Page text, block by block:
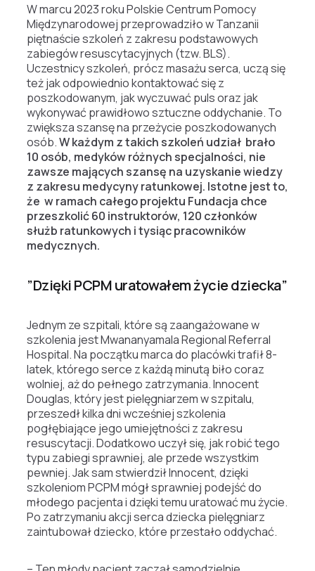
W marcu 2023 roku Polskie Centrum Pomocy
Międzynarodowej przeprowadziło w Tanzanii
piętnaście szkoleń z zakresu podstawowych
zabiegów resuscytacyjnych (tzw. BLS).
Uczestnicy szkoleń, prócz masażu serca, uczą się
też jak odpowiednio kontaktować się z
poszkodowanym, jak wyczuwać puls oraz jak
wykonywać prawidłowo sztuczne oddychanie. To
zwiększa szansę na przeżycie poszkodowanych
osób.W każdym z takich szkoleń udział brało
10 osób, medyków różnych specjalności, nie
zawsze mających szansę na uzyskanie wiedzy
z zakresu medycyny ratunkowej. Istotne jest to,
że w ramach całego projektu Fundacja chce
przeszkolić 60 instruktorów, 120 członków
służb ratunkowych i tysiąc pracowników
medycznych.
”Dzięki PCPM uratowałem życie dziecka”
Jednym ze szpitali, które są zaangażowane w
szkolenia jest Mwananyamala Regional Referral
Hospital. Na początku marca do placówki trafił 8-
latek, którego serce z każdą minutą biło coraz
wolniej, aż do pełnego zatrzymania. Innocent
Douglas, który jest pielęgniarzem w szpitalu,
przeszedł kilka dni wcześniej szkolenia
pogłębiające jego umiejętności z zakresu
resuscytacji. Dodatkowo uczył się, jak robić tego
typu zabiegi sprawniej, ale przede wszystkim
pewniej. Jak sam stwierdził Innocent, dzięki
szkoleniom PCPM mógł sprawniej podejść do
młodego pacjenta i dzięki temu uratować mu życie.
Po zatrzymaniu akcji serca dziecka pielęgniarz
zaintubował dziecko, które przestało oddychać.